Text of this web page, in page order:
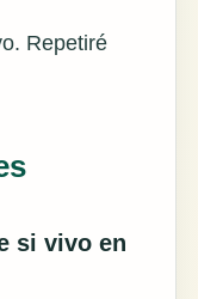
Repetiré
si vivo en